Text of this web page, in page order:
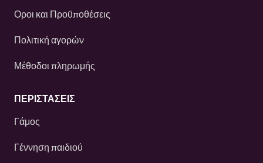
Οροι και Προϋποθέσεις
Πολιτική αγορών
Μέθοδοι πληρωμής
ΠΕΡΙΣΤΆΣΕΙΣ
Γάμος
Γέννηση παιδιού